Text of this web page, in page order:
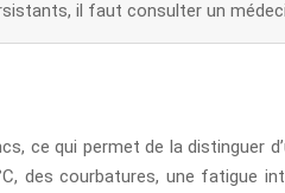
il faut consulter un
ce qui permet de la distinguer
des courbatures, une fatigue